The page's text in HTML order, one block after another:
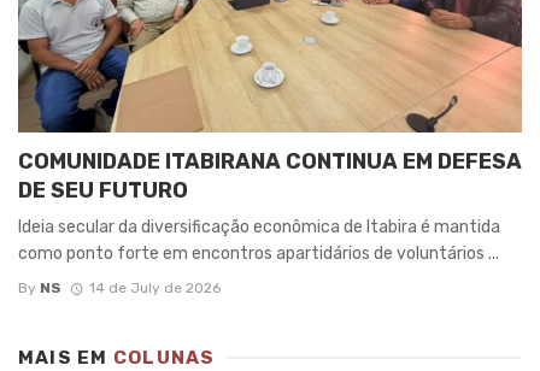
COMUNIDADE ITABIRANA CONTINUA EM DEFESA
DE SEU FUTURO
Ideia secular da diversificação econômica de Itabira é mantida
como ponto forte em encontros apartidários de voluntários ...
By NS 14 de July de 2026
MAIS EM COLUNAS